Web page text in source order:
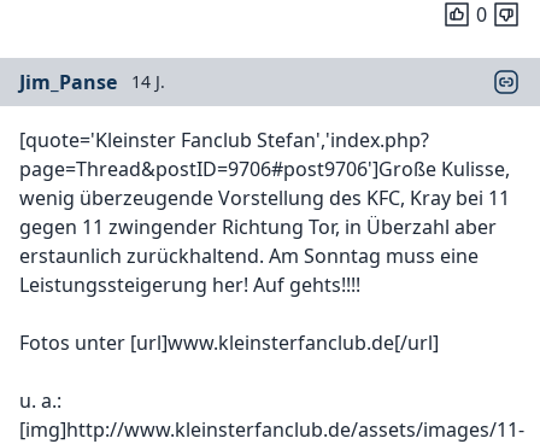
0
Jim_Panse 14 J.
[quote='Kleinster Fanclub Stefan','index.php?
page=Thread&postID=9706#post9706']Große Kulisse,
wenig überzeugende Vorstellung des KFC, Kray bei 11
gegen 11 zwingender Richtung Tor, in Überzahl aber
erstaunlich zurückhaltend. Am Sonntag muss eine
Leistungssteigerung her! Auf gehts!!!!
Fotos unter [url]www.kleinsterfanclub.de[/url]
u. a.:
[img]http://www.kleinsterfanclub.de/assets/images/11-